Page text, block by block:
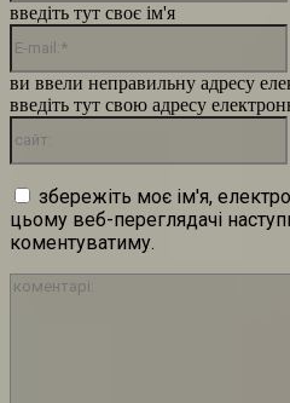
введіть тут своє ім'я
ви ввели неправильну адресу
введіть тут свою адресу
збережіть моє ім'я,
цьому веб-переглядачі
коментуватиму.